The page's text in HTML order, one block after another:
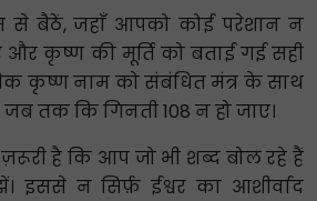
से बैठें, जहाँ आपको कोई परेशान न
और कृष्ण की मूर्ति को बताई गई सही
कृष्ण नाम को संबंधित मंत्र के साथ
तक कि गिनती 108 न हो जाए।
है कि आप जो भी शब्द बोल रहे हैं
न सिर्फ़ ईश्वर का आशीर्वाद